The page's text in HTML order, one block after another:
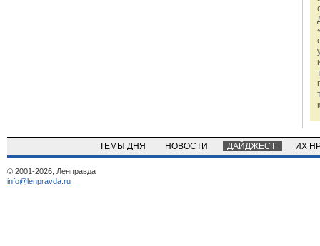
ТЕМЫ ДНЯ НОВОСТИ ДАЙДЖЕСТ ИХ
© 2001-2026, Ленправда
info@lenpravda.ru